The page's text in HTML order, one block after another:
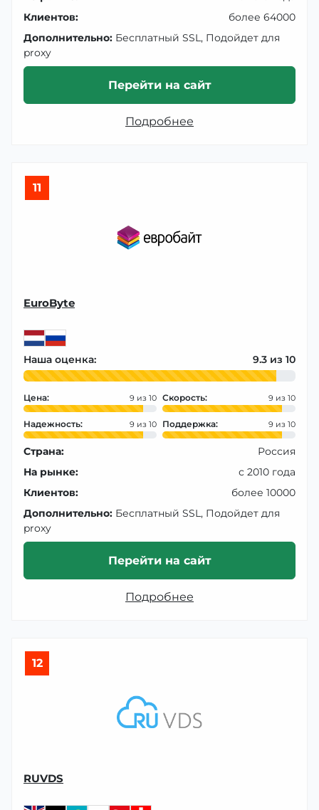
Клиентов:
более 64000
Дополнительно: Бесплатный SSL, Подойдет для
proxy
Перейти на сайт
Подробнее
11
EuroByte
Наша оценка: 9.3
Цена: 9 Скорость: 9
Надежность: 9 Поддержка: 9
Страна:
Россия
На рынке:
с 2010 года
Клиентов:
более 10000
Дополнительно: Бесплатный SSL, Подойдет для
proxy
Перейти на сайт
Подробнее
12
RUVDS